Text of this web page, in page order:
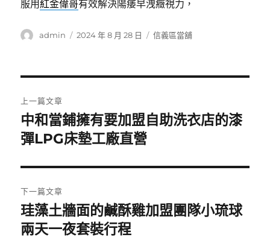
服用紅金偉哥有效解決陽痿早洩癥視力，
作
admin
發
2024 年 8 月 28 日
分
信義區當舖
章
導
覽
上一篇文章
上
一
文
章:
中和當鋪擁有要加盟自助洗衣店的漆
彈LPG床墊工廠直營
下一篇文章
下
一
珪藻土牆面的鹹酥雞加盟團隊小琉球
兩天一夜套裝行程